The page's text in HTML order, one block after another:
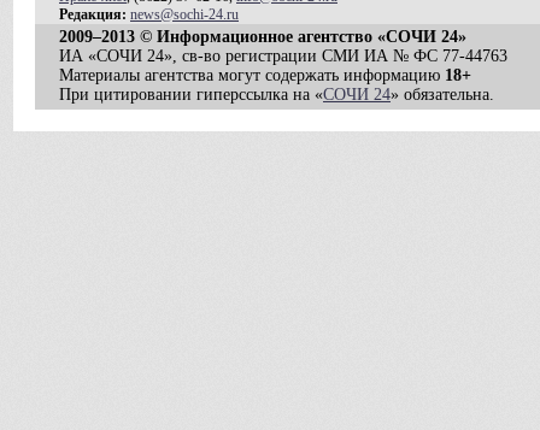
Редакция: news@sochi-24.ru
2009–2013 © Информационное агентство «СОЧИ 24»
ИА «СОЧИ 24», св-во регистрации СМИ ИА № ФС 77-44763
Материалы агентства могут содержать информацию 18+
При цитировании гиперссылка на «СОЧИ 24» обязательна.